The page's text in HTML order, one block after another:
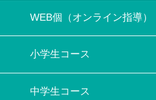
WEB個（オンライン指導）
小学生コース
中学生コース